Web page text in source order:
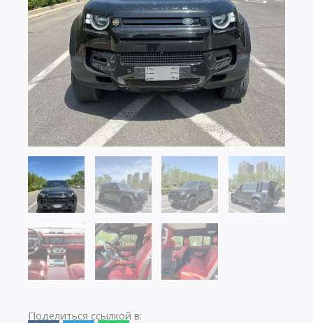
Поделиться ссылкой в: